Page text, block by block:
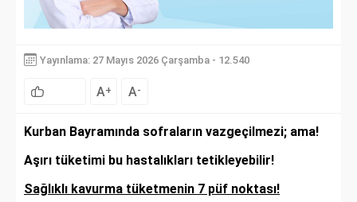
Yayınlama: 27 Mayıs 2026 Çarşamba - 12.540
A+ A-
Kurban Bayramında sofraların vazgeçilmezi; ama!
Aşırı tüketimi bu hastalıkları tetikleyebilir!
Sağlıklı kavurma tüketmenin 7 püf noktası!